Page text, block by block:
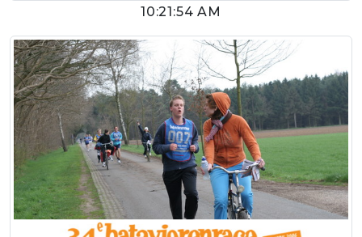
10:21:54 AM